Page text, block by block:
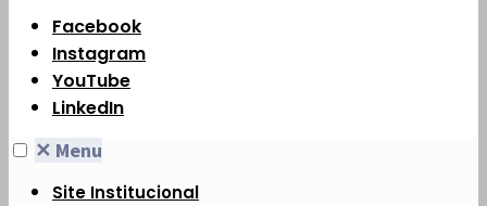
Facebook
Instagram
YouTube
LinkedIn
✕ Menu
Site Institucional